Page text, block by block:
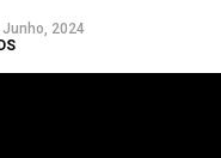
2024